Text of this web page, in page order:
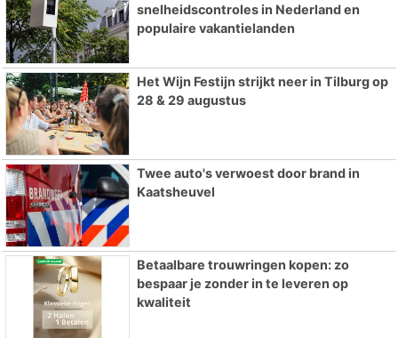
snelheidscontroles in Nederland en
populaire vakantielanden
Het Wijn Festijn strijkt neer in Tilburg op
28 & 29 augustus
Twee auto's verwoest door brand in
Kaatsheuvel
Betaalbare trouwringen kopen: zo
bespaar je zonder in te leveren op
kwaliteit